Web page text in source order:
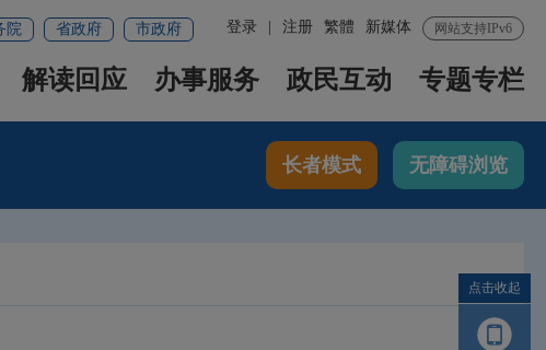
网站支持IPv6
新媒体
繁體
登录 注册
院 省政府 市政府
解读回应 办事服务 政民互动 专题专栏
长者模式 无障碍浏览
点击收起